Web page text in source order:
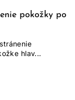
pokožky po
hlav...